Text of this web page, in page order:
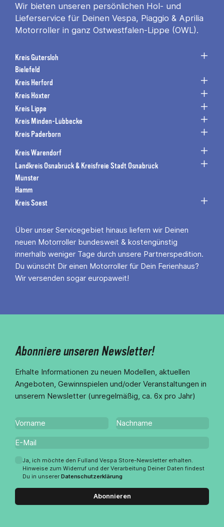
Wir bieten unseren persönlichen Hol- und
Lieferservice für Deinen Vespa, Piaggio & Aprilia
Motorroller in ganz Ostwestfalen-Lippe (OWL).
Kreis Gütersloh
Bielefeld
Kreis Herford
Kreis Höxter
Kreis Lippe
Kreis Minden-Lübbecke
Kreis Paderborn
Kreis Warendorf
Landkreis Osnabrück & Kreisfreie Stadt Osnabrück
Münster
Hamm
Kreis Soest
Über unser Servicegebiet hinaus liefern wir Deinen
neuen Motorroller bundesweit & kostengünstig
innerhalb weniger Tage durch unsere Partnerspedition.
Du wünscht Dir einen Motorroller für Dein Ferienhaus?
Wir versenden sogar europaweit!
Abonniere unseren Newsletter!
Erhalte Informationen zu neuen Modellen, aktuellen
Angeboten, Gewinnspielen und/oder Veranstaltungen in
unserem Newsletter (unregelmäßig, ca. 6x pro Jahr)
Ja, ich möchte den Fulland Vespa Store-Newsletter erhalten.
Hinweise zum Widerruf und der Verarbeitung Deiner Daten findest
Du in unserer Datenschutzerklärung
Abonnieren